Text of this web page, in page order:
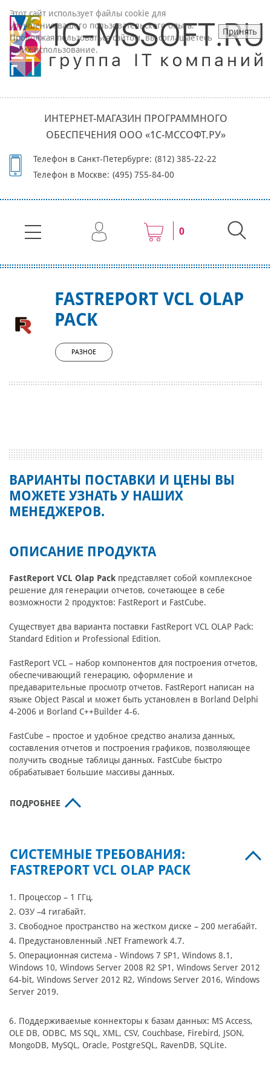
ИНТЕРНЕТ-МАГАЗИН ПРОГРАММНОГО
ОБЕСПЕЧЕНИЯ ООО «1С-МССОФТ.РУ»
Телефон в Санкт-Петербурге: (812) 385-22-22
Телефон в Москве: (495) 755-84-00
0
FASTREPORT VCL OLAP
PACK
РАЗНОЕ
ВАРИАНТЫ ПОСТАВКИ И ЦЕНЫ ВЫ
МОЖЕТЕ УЗНАТЬ У НАШИХ
МЕНЕДЖЕРОВ.
ОПИСАНИЕ ПРОДУКТА
FastReport VCL Olap Pack представляет собой комплексное
решение для генерации отчетов, сочетающее в себе
возможности 2 продуктов: FastReport и FastCube.
Существует два варианта поставки FastReport VCL OLAP Pack:
Standard Edition и Professional Edition.
FastReport VCL – набор компонентов для построения отчетов,
обеспечивающий генерацию, оформление и
предаварительные просмотр отчетов. FastReport написан на
языке Object Pascal и может быть установлен в Borland Delphi
4-2006 и Borland C++Builder 4-6.
FastCube – простое и удобное средство анализа данных,
составления отчетов и построения графиков, позволяющее
получить сводные таблицы данных. FastCube быстро
обрабатывает большие массивы данных.
ПОДРОБНЕЕ
СИСТЕМНЫЕ ТРЕБОВАНИЯ:
FASTREPORT VCL OLAP PACK
1. Процессор – 1 ГГц.
2. ОЗУ –4 гигабайт.
3. Свободное пространство на жестком диске – 200 мегабайт.
4. Предустановленный .NET Framework 4.7.
5. Операционная система - Windows 7 SP1, Windows 8.1,
Windows 10, Windows Server 2008 R2 SP1, Windows Server 2012
64-bit, Windows Server 2012 R2, Windows Server 2016, Windows
Server 2019.
6. Поддерживаемые коннекторы к базам данных: MS Access,
OLE DB, ODBC, MS SQL, XML, CSV, Couchbase, Firebird, JSON,
MongoDB, MySQL, Oracle, PostgreSQL, RavenDB, SQLite.
Этот сайт использует файлы cookie для
улучшения вашего пользовательского опыта.
Продолжая пользоваться сайтом, вы соглашаетесь
на их использование.
Принять